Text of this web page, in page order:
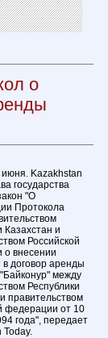
о
Kazakhstan
государства
"О
Протокола
Казахстан и
Российской
о внесении
договор аренды
между
Республики
правительством
федерации от 10
года", передает
Today.